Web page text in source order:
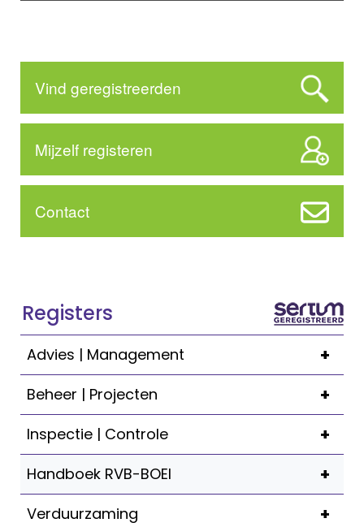
Vind geregistreerden
Mijzelf registeren
Contact
Registers
+
Advies | Management
+
Beheer | Projecten
+
Inspectie | Controle
+
Handboek RVB-BOEI
+
Verduurzaming